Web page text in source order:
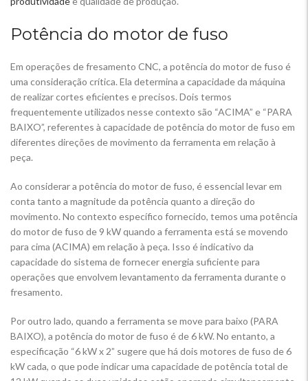
Potência do motor de fuso
Em operações de fresamento CNC, a potência do motor de fuso é
uma consideração crítica. Ela determina a capacidade da máquina
de realizar cortes eficientes e precisos. Dois termos
frequentemente utilizados nesse contexto são “ACIMA” e “PARA
BAIXO”, referentes à capacidade de potência do motor de fuso em
diferentes direções de movimento da ferramenta em relação à
peça.
Ao considerar a potência do motor de fuso, é essencial levar em
conta tanto a magnitude da potência quanto a direção do
movimento. No contexto específico fornecido, temos uma potência
do motor de fuso de 9 kW quando a ferramenta está se movendo
para cima (ACIMA) em relação à peça. Isso é indicativo da
capacidade do sistema de fornecer energia suficiente para
operações que envolvem levantamento da ferramenta durante o
fresamento.
Por outro lado, quando a ferramenta se move para baixo (PARA
BAIXO), a potência do motor de fuso é de 6 kW. No entanto, a
especificação “6 kW x 2” sugere que há dois motores de fuso de 6
kW cada, o que pode indicar uma capacidade de potência total de